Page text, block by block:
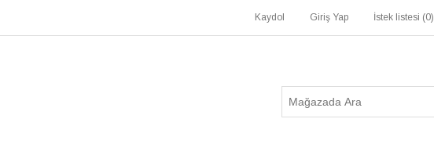
Kaydol Giriş Yap İstek listesi (0)